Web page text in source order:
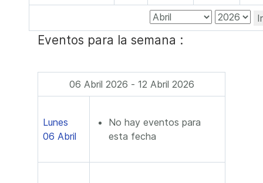
Eventos para la semana :
06 Abril 2026 - 12 Abril 2026
Lunes
06 Abril
No hay eventos para
esta fecha